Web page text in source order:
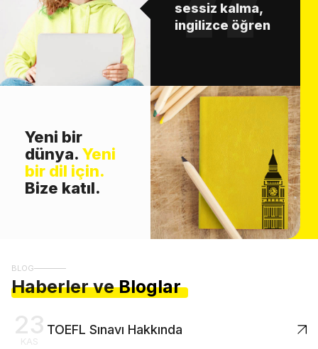
sessiz kalma,
ingilizce öğren
Yeni bir
dünya. Yeni
bir dil için.
Bize katıl.
BLOG
Haberler ve Bloglar
23
KAS
TOEFL Sınavı Hakkında